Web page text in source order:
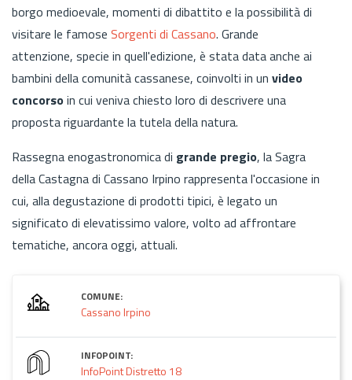
borgo medioevale, momenti di dibattito e la possibilità di
visitare le famose Sorgenti di Cassano. Grande
attenzione, specie in quell'edizione, è stata data anche ai
bambini della comunità cassanese, coinvolti in un video
concorsoin cui veniva chiesto loro di descrivere una
proposta riguardante la tutela della natura.
Rassegna enogastronomica di grande pregio, la Sagra
della Castagna di Cassano Irpino rappresenta l'occasione in
cui, alla degustazione di prodotti tipici, è legato un
significato di elevatissimo valore, volto ad affrontare
tematiche, ancora oggi, attuali.
COMUNE:
Cassano Irpino
INFOPOINT:
InfoPoint Distretto 18